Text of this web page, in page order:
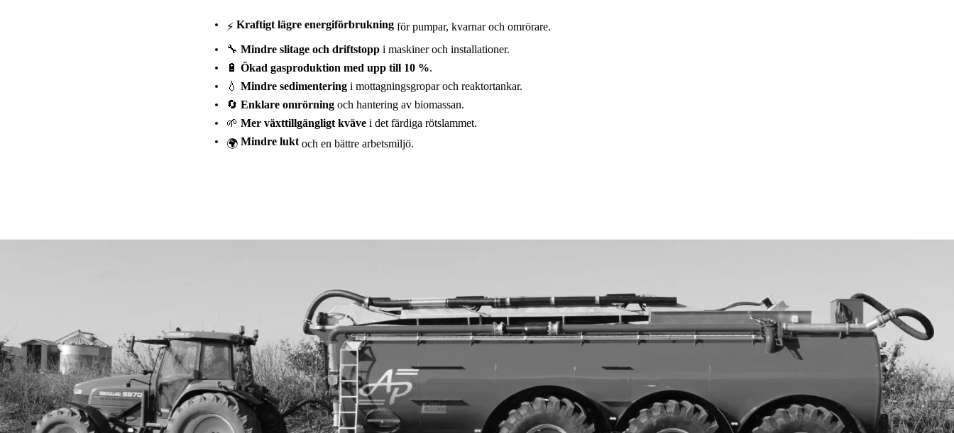
⚡ Kraftigt lägre energiförbrukning för pumpar, kvarnar och omrörare.
🔧 Mindre slitage och driftstopp i maskiner och installationer.
🔋 Ökad gasproduktion med upp till 10 %.
💧 Mindre sedimentering i mottagningsgropar och reaktortankar.
🔄 Enklare omrörning och hantering av biomassan.
🌱 Mer växttillgängligt kväve i det färdiga rötslammet.
🌍 Mindre luktoch en bättre arbetsmiljö.